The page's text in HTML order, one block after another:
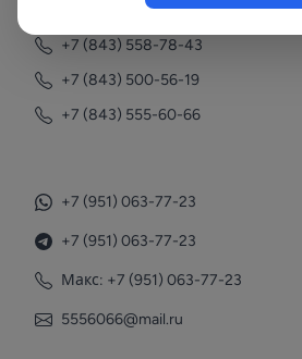
+7 (843) 558-78-43
+7 (843) 500-56-19
+7 (843) 555-60-66
+7 (951) 063-77-23
+7 (951) 063-77-23
Макс: +7 (951) 063-77-23
5556066@mail.ru